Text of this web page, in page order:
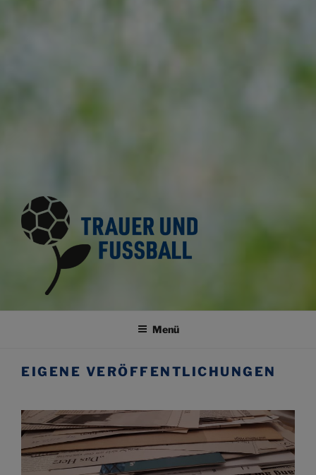
TRAUER UND FUSSBALL
Menü
EIGENE VERÖFFENTLICHUNGEN